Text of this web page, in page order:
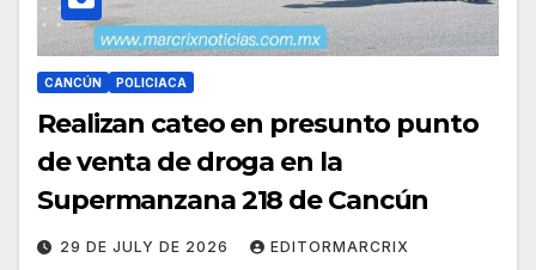
CANCÚN POLICIACA
Realizan cateo en presunto punto
de venta de droga en la
Supermanzana 218 de Cancún
29 DE JULY DE 2026 EDITORMARCRIX